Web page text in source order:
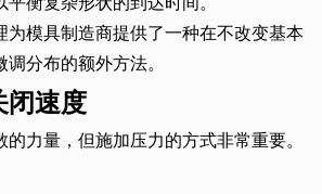
为模具制造商提供了一种在不改变基本
分布的额外方法。
闭速度
力量，但施加压力的方式非常重要。